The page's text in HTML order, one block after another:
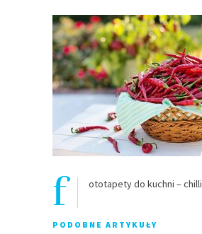
f ototapety do kuchni – chilli
PODOBNE ARTYKUŁY